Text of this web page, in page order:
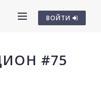
ВОЙТИ
#75